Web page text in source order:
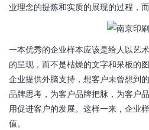
业理念的提炼和实质的展现的过程，
一本优秀的企业样本应该是给人以艺
的呈现，而不是枯燥的文字和呆板的
企业提供外脑支持，想客户未曾想到
品牌思考，为客户品牌把脉，为客户
用促进客户的发展。这样一来，企业
值。